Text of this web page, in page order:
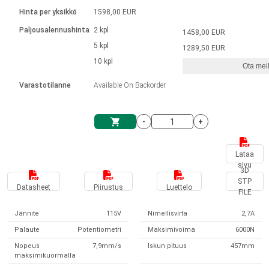
Yksikköjärjestelmä
Solenoidit
integroitu ohjain
Ø 28-42| 1-1400 rpm | <= 290 Ncm
Harjattomat tasavirtamoottorien
Harjatut DC-moottorin ajurit
DPWM-sarja
Askelmoottorien ajurit
Synchronous-Asynchronous | 1-4 toimilaitteelle
Synchronous-Asynchronous | 1-4 toimilaitteelle
Français (EUR)
Norsk (NOK)
Suomi (EUR)
Svenska (SEK)
Hinta per yksikkö
Paljousalennushinta
Varastotilanne
1598,00 EUR
2 kpl
5 kpl
10 kpl
Available On Backorder
1458,00 EUR
1289,50 EUR
Ota
- +
Lataa
sivu
Datasheet Piirustus Luettelo
3D
STP
FILE
Jännite 115V Nimellisvirta 2,7A
Palaute Potentiometri Maksimivoima 6000N
Nopeus
maksimikuormalla
7,9mm/s Iskun pituus 457mm